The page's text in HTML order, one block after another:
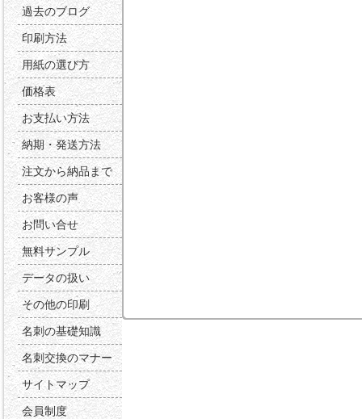
過去のブログ
印刷方法
用紙の選び方
価格表
お支払い方法
納期・発送方法
注文から納品まで
お客様の声
お問い合せ
無料サンプル
データの扱い
その他の印刷
名刺の基礎知識
名刺交換のマナー
サイトマップ
会員制度